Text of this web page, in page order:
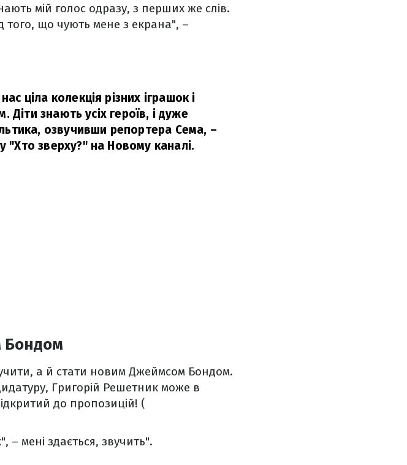
мій голос одразу, з перших же слів.
того, що чують мене з екрана", –
ціла колекція різних іграшок і
Діти знають усіх героїв, і дуже
озвучивши репортера Сема, –
зверху?" на Новому каналі.
Бондом
а й стати новим Джеймсом Бондом.
Григорій Решетник може в
до пропозицій! (
мені здається, звучить".